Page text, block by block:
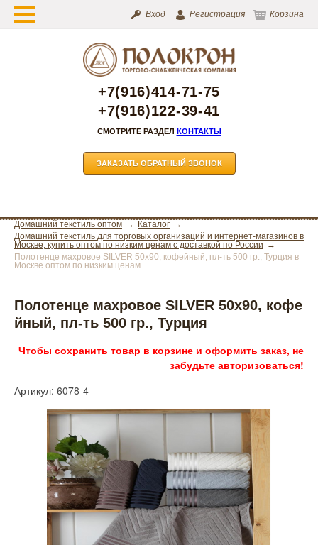
Вход Регистрация Корзина
+7(916)414-71-75
+7(916)122-39-41
СМОТРИТЕ РАЗДЕЛ КОНТАКТЫ
ЗАКАЗАТЬ ОБРАТНЫЙ ЗВОНОК
Домашний текстиль оптом
Каталог
Домашний текстиль для торговых организаций и интернет-магазинов в
Москве, купить оптом по низким ценам с доставкой по России
Полотенце махровое SILVER 50х90, кофейный, пл-ть 500 гр., Турция в
Москве оптом по низким ценам
Полотенце махровое SILVER 50х90, кофе
йный, пл-ть 500 гр., Турция
Чтобы сохранить товар в корзине и оформить заказ, не
забудьте авторизоваться!
Артикул: 6078-4